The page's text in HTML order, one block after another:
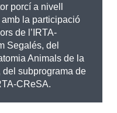
porcí a nivell
amb la participació
de l’IRTA-
Segalés, del
Animals de la
del subprograma de
CReSA.